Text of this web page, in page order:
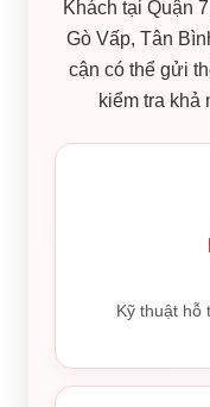
Khách tại Quận
Gò Vấp, Tân
cận có thể gửi
kiểm tra khả
Kỹ thuật hỗ